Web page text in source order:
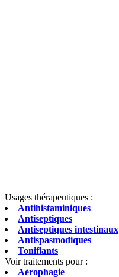
Usages thérapeutiques :
Antihistaminiques
Antiseptiques
Antiseptiques intestinaux
Antispasmodiques
Tonifiants
Voir traitements pour :
Aérophagie